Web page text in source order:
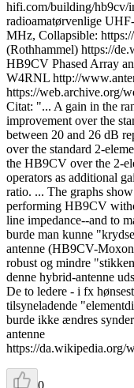
hifi.com/building/hb9cv/
radioamatørvenlige
MHz, Collapsible:
(Rothhammel) https://
HB9CV Phased Array
W4RNL http://
https://web.archive.org/
Citat: "... A gain in the
improvement over the
between 20 and 26 dB
over the standard 2-
the HB9CV over the 2-
operators as additional
ratio. ... The graphs
performing HB9CV
line impedance--and to
burde man kunne
antenne (HB9CV-
robust og mindre
denne hybrid-antenne
De to ledere - i fx
tilsyneladende
burde ikke ændres
antenne
https://da.wikipedia.org/
0